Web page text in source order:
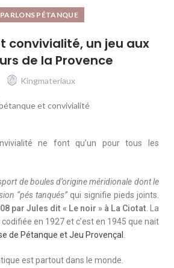
PARLONS PÉTANQUE
convivialité, un jeu aux
de la Provence
Kingmateriaux
ne font qu’un pour tous les
de boules d’origine méridionale dont le
“pés tanqués”qui signifie pieds joints.
par Jules dit « Le noir » à La Ciotat. La
en 1927 et c’est en 1945 que nait
de Pétanque et Jeu Provençal .
est partout dans le monde.